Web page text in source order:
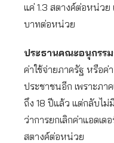
แค่ 1.3 สตางค์ต่อหน่วย
บาทต่อหน่วย
ประธานคณะอนุกรร
ค่าใช้จ่ายภาครัฐ หรือค่
ประชาชนอีก เพราะภา
ถึง 18 ปีแล้ว แต่กลับไม่
ว่าการยกเลิกค่าแอดเด
สตางค์ต่อหน่วย